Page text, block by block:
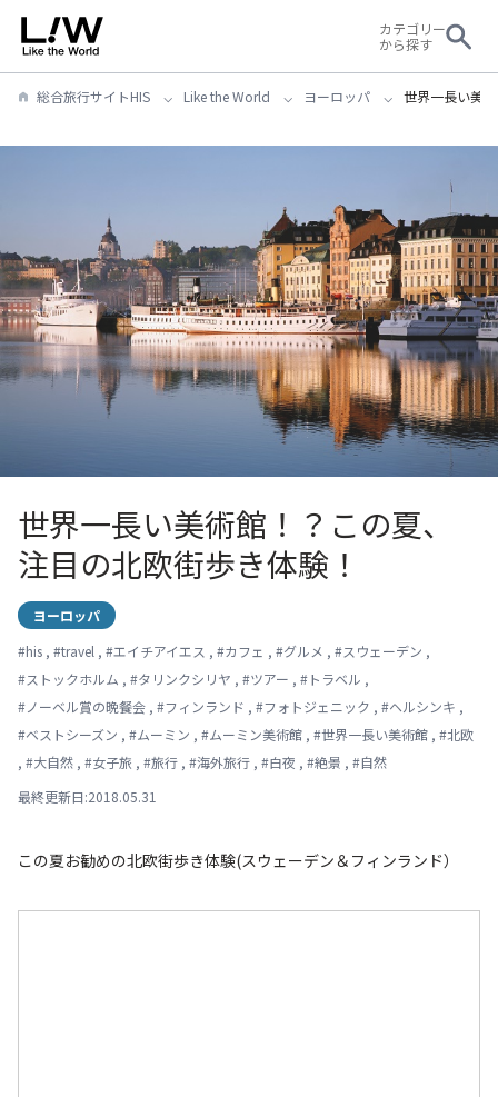
カテゴリー
から探す
総合旅行サイトHIS Like the World ヨーロッパ 世界一長い美
世界一長い美術館！？この夏、
注目の北欧街歩き体験！
ヨーロッパ
#his , #travel , #エイチアイエス , #カフェ , #グルメ , #スウェーデン ,
#ストックホルム , #タリンクシリヤ , #ツアー , #トラベル ,
#ノーベル賞の晩餐会 , #フィンランド , #フォトジェニック , #ヘルシンキ ,
#ベストシーズン , #ムーミン , #ムーミン美術館 , #世界一長い美術館 , #北欧
, #大自然 , #女子旅 , #旅行 , #海外旅行 , #白夜 , #絶景 , #自然
最終更新日:2018.05.31
この夏お勧めの北欧街歩き体験(スウェーデン＆フィンランド）